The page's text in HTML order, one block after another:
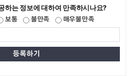
하는 정보에 대하여 만족하시나요?
보통 불만족 매우불만족